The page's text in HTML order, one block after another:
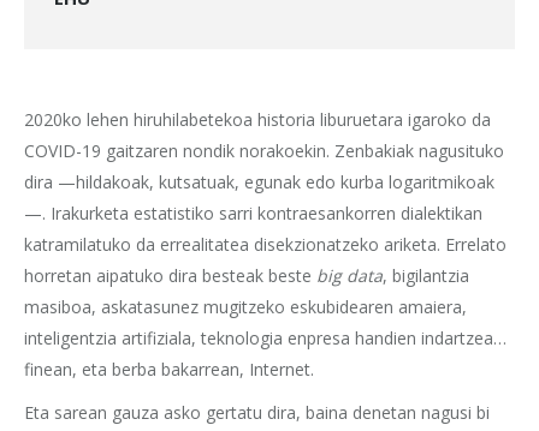
2020ko lehen hiruhilabetekoa historia liburuetara igaroko da
COVID-19 gaitzaren nondik norakoekin. Zenbakiak nagusituko
dira —hildakoak, kutsatuak, egunak edo kurba logaritmikoak
—. Irakurketa estatistiko sarri kontraesankorren dialektikan
katramilatuko da errealitatea disekzionatzeko ariketa. Errelato
horretan aipatuko dira besteak beste big data, bigilantzia
masiboa, askatasunez mugitzeko eskubidearen amaiera,
inteligentzia artifiziala, teknologia enpresa handien indartzea…
finean, eta berba bakarrean, Internet.
Eta sarean gauza asko gertatu dira, baina denetan nagusi bi